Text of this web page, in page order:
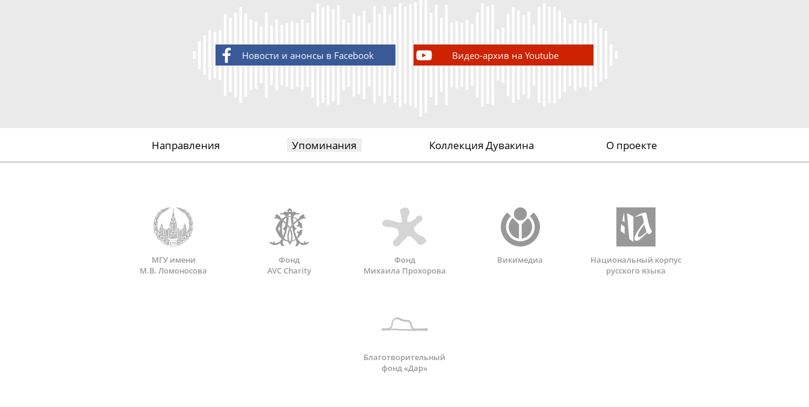
Новости и анонсы в Facebook Видео-архив на Youtube
Направления Упоминания Коллекция Дувакина О проекте
МГУ имени
М.В. Ломоносова
Фонд
AVC Charity
Фонд
Михаила Прохорова
Викимедиа
Национальный корпус
русского языка
Благотворительный
фонд «Дар»